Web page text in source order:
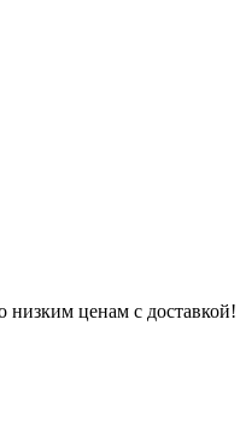
низким ценам с доставкой!